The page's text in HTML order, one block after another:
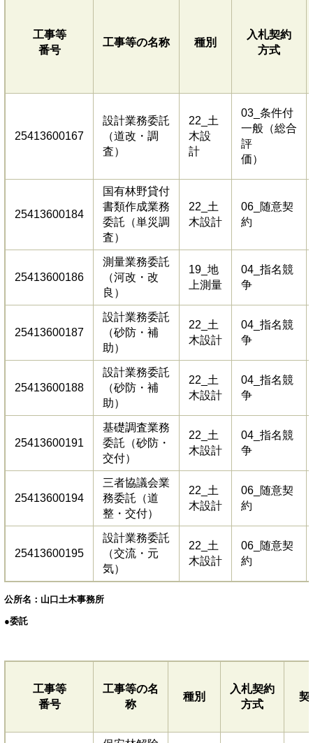
工事等
番号
工事等の名称 種別
入札契約
方式
25413600167
設計業務委託
（道改・調
査）
22_土
木設
計
03_条件付
一般（総合
評
価）
25413600184
国有林野貸付
書類作成業務
委託（単災調
査）
22_土
木設計
06_随意契
約
25413600186
測量業務委託
（河改・改
良）
19_地
上測量
04_指名競
争
25413600187
設計業務委託
（砂防・補
助）
22_土
木設計
04_指名競
争
25413600188
設計業務委託
（砂防・補
助）
22_土
木設計
04_指名競
争
25413600191
基礎調査業務
委託（砂防・
交付）
22_土
木設計
04_指名競
争
25413600194
三者協議会業
務委託（道
整・交付）
22_土
木設計
06_随意契
約
25413600195
設計業務委託
（交流・元
気）
22_土
木設計
06_随意契
約
公所名：山口土木事務所
●委託
工事等
番号
工事等の名
称
種別
入札契約
方式
契